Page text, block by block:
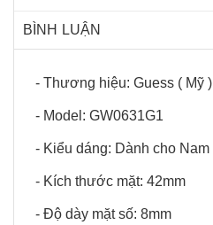
BÌNH LUẬN
- Thương hiệu: Guess ( Mỹ )
- Model: GW0631G1
- Kiểu dáng: Dành cho Nam
- Kích thước mặt: 42mm
- Độ dày mặt số: 8mm